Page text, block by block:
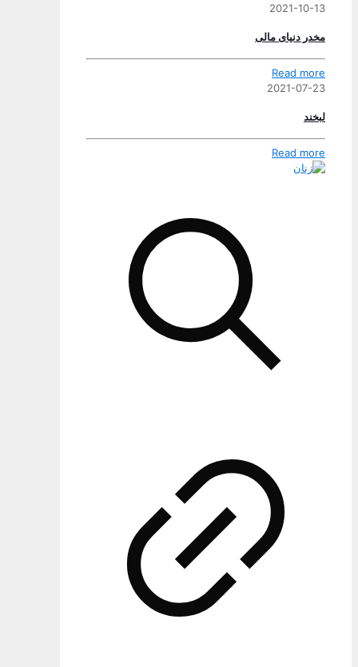
2021-10-13
مخدر دنیای مالی
Read more
2021-07-23
لبخند
Read more